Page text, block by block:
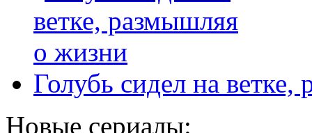
Голубь сидел на
Новые сериалы: